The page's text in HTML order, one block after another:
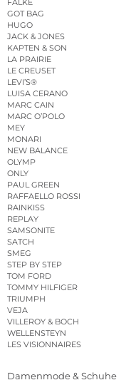
GOT BAG
HUGO
JACK & JONES
KAPTEN & SON
LA PRAIRIE
LE CREUSET
LEVI’S®
LUISA CERANO
MARC CAIN
MARC O’POLO
MEY
MONARI
NEW BALANCE
OLYMP
ONLY
PAUL GREEN
RAFFAELLO ROSSI
RAINKISS
REPLAY
SAMSONITE
SATCH
SMEG
STEP BY STEP
TOM FORD
TOMMY HILFIGER
TRIUMPH
VEJA
VILLEROY & BOCH
WELLENSTEYN
LES VISIONNAIRES
Damenmode & Schuhe